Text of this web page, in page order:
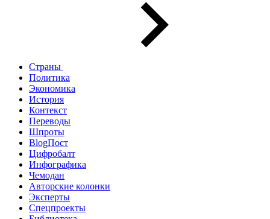
Страны
Политика
Экономика
История
Контекст
Переводы
Шпроты
BlogПост
Цифробалт
Инфографика
Чемодан
Авторские колонки
Эксперты
Спецпроекты